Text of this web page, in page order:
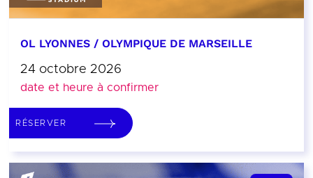
OL LYONNES / OLYMPIQUE DE MARSEILLE
24 octobre 2026
date et heure à confirmer
RÉSERVER